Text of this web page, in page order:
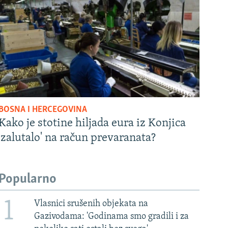
I HERCEGOVINA
je stotine hiljada eura iz Konjica
na račun prevaranata?
1
Vlasnici srušenih objekata na
Gazivodama: 'Godinama smo gradili i za